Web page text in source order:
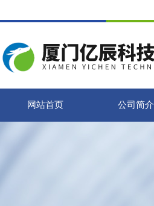
网站首页 公司简介